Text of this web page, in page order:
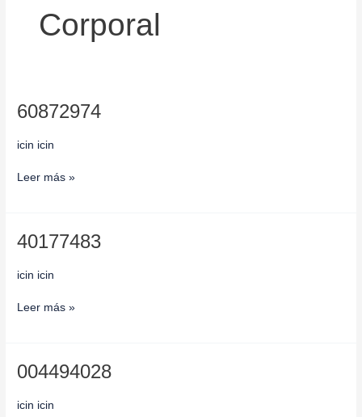
Corporal
60872974
icin icin
60872974
Leer más »
40177483
icin icin
40177483
Leer más »
004494028
icin icin
004494028